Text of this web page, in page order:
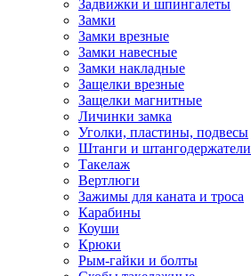
Задвижки и шпингалеты
Замки
Замки врезные
Замки навесные
Замки накладные
Защелки врезные
Защелки магнитные
Личинки замка
Уголки, пластины, подвесы
Штанги и штангодержатели
Такелаж
Вертлюги
Зажимы для каната и троса
Карабины
Коуши
Крюки
Рым-гайки и болты